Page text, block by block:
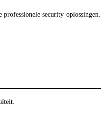
security-oplossingen.